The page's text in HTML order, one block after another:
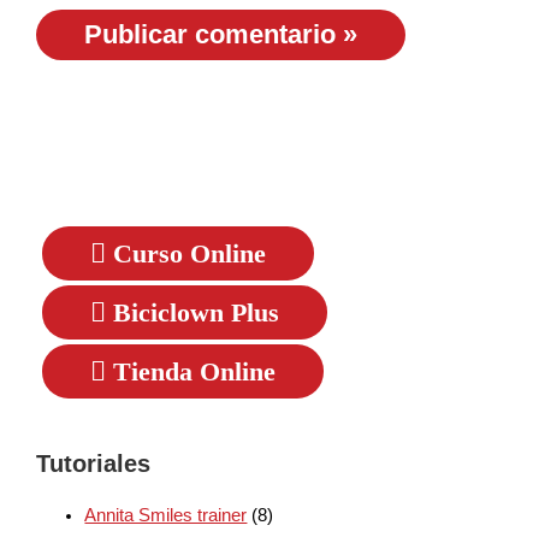
Curso Online
Biciclown Plus
Tienda Online
Tutoriales
Annita Smiles trainer (8)